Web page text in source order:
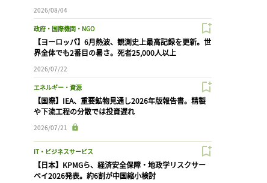
2026/08/04
政府・国際機関・NGO
【ヨーロッパ】6月熱波、観測史上最高記録を更新。世
界全体でも2番目の暑さ。死者25,000人以上
2026/07/22
エネルギー・資源
【国際】IEA、重要鉱物見通し2026年版報告書。精製
や下流工程の分散では投資遅れ
2026/07/21
IT・ビジネスサービス
【日本】KPMGら、経済安全保障・地政学リスクサー
ベイ2026発表。約6割が中国縮小検討